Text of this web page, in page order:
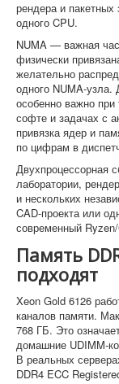
рендера и
одного CPU.
NUMA — важная
физически
желательно
одного NUMA-
особенно важно
софте и задачах с
привязка ядер и
по цифрам в
Двухпроцессорная
лаборатории,
и нескольких
CAD-проекта или
современный
Память
подходят
Xeon Gold 6126
каналов памяти.
768 ГБ. Это
домашние UDIMM-
В реальных
DDR4 ECC